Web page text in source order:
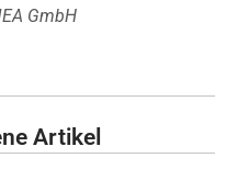
GmbH
Artikel